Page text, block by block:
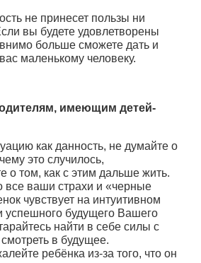
не принесет пользы ни
вы будете удовлетворены
больше сможете дать и
маленькому человеку.
имеющим детей-
как данность, не думайте о
это случилось,
о том, как с этим дальше жить.
все ваши страхи и «черные
чувствует на интуитивном
успешного будущего Вашего
найти в себе силы с
в будущее.
ребёнка из-за того, что он